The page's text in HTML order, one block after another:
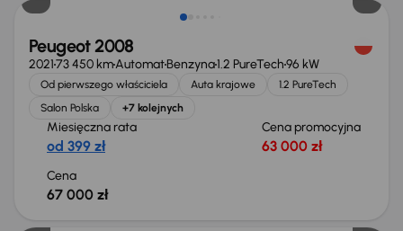
Peugeot 2008
202173 450 kmAutomatBenzyna1.2 PureTech96 kW
Od pierwszego właściciela Auta krajowe
1.2 PureTech
Salon Polska
+7 kolejnych
Miesięczna rata
od 399 zł
Cena promocyjna
63 000 zł
Cena
67 000 zł
Możliwość odliczenia VAT